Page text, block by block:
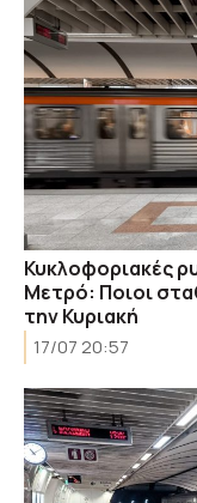
Κυκλοφοριακές
Μετρό: Ποιοι
την Κυριακή
17/07 20:57